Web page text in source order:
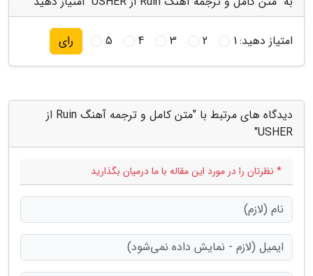
امتیاز دهید:1
2
3
4
5 رای
دیدگاه های مرتبط با "متن کامل و ترجمه آهنگ Ruin از
USHER"
* نظرتان را در مورد این مقاله با ما درمیان بگذارید